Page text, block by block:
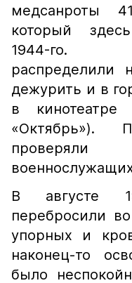
медсанроты
который
1944-го.
распределили
дежурить и в
в
«Октябрь»).
В августе
перебросили
упорных и
наконец-то
было